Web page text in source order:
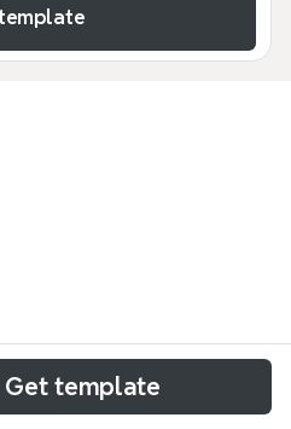
Timeline, conçu pour le
couvre la période de
Get template